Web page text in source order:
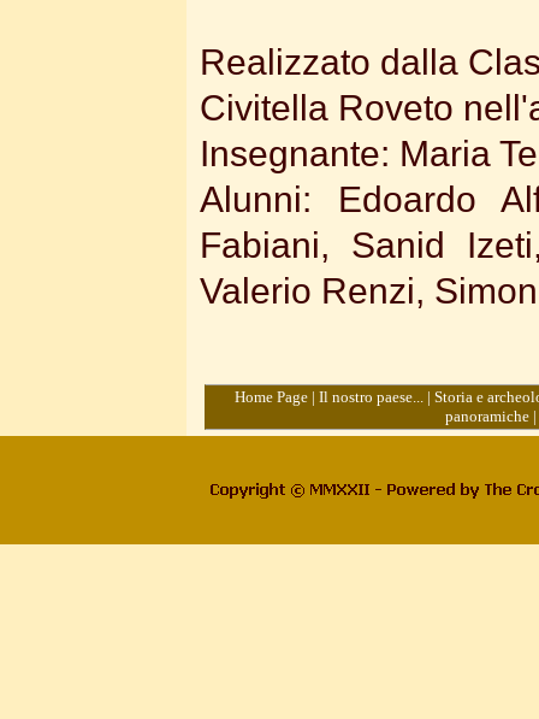
Realizzato dalla
Civitella Roveto
Insegnante: Maria
Alunni: Edoardo
Fabiani, Sanid
Valerio Renzi,
Home Page | Il nostro paese... | Storia e
panoramiche|